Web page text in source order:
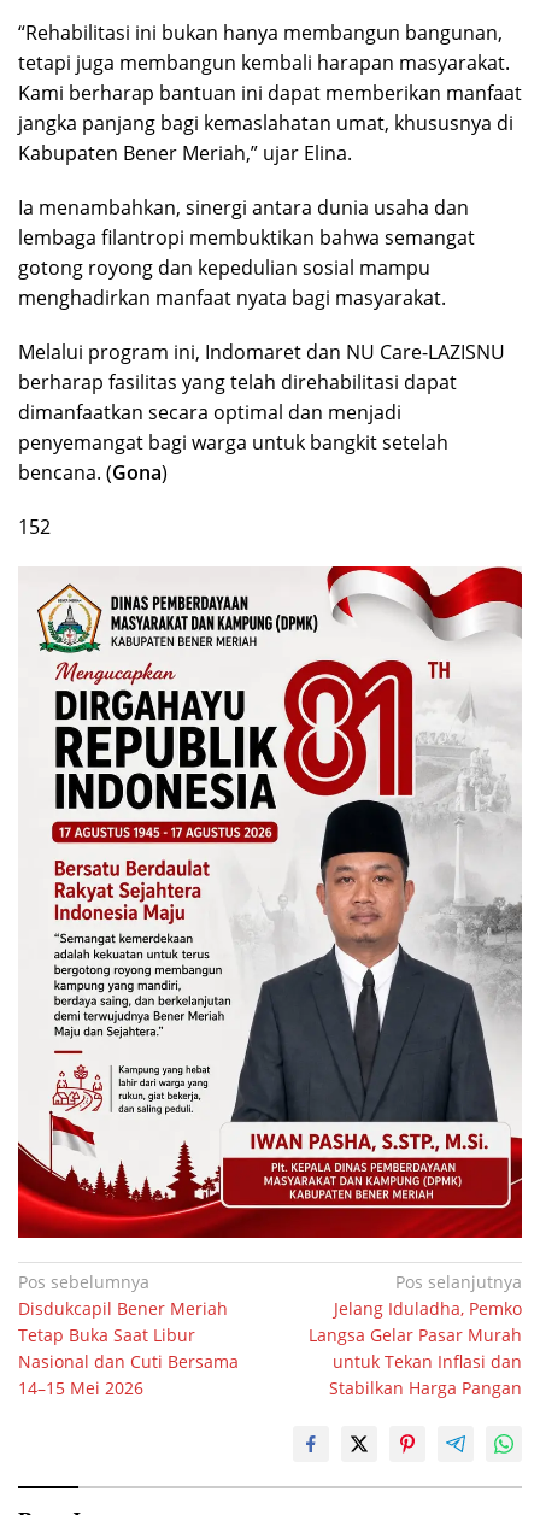
“Rehabilitasi ini bukan hanya membangun bangunan,
tetapi juga membangun kembali harapan masyarakat.
Kami berharap bantuan ini dapat memberikan manfaat
jangka panjang bagi kemaslahatan umat, khususnya di
Kabupaten Bener Meriah,” ujar Elina.
Ia menambahkan, sinergi antara dunia usaha dan
lembaga filantropi membuktikan bahwa semangat
gotong royong dan kepedulian sosial mampu
menghadirkan manfaat nyata bagi masyarakat.
Melalui program ini, Indomaret dan NU Care-LAZISNU
berharap fasilitas yang telah direhabilitasi dapat
dimanfaatkan secara optimal dan menjadi
penyemangat bagi warga untuk bangkit setelah
bencana. (Gona)
152
Navigasi
pos
Pos sebelumnya
Disdukcapil Bener Meriah
Tetap Buka Saat Libur
Nasional dan Cuti Bersama
14–15 Mei 2026
Pos selanjutnya
Jelang Iduladha, Pemko
Langsa Gelar Pasar Murah
untuk Tekan Inflasi dan
Stabilkan Harga Pangan